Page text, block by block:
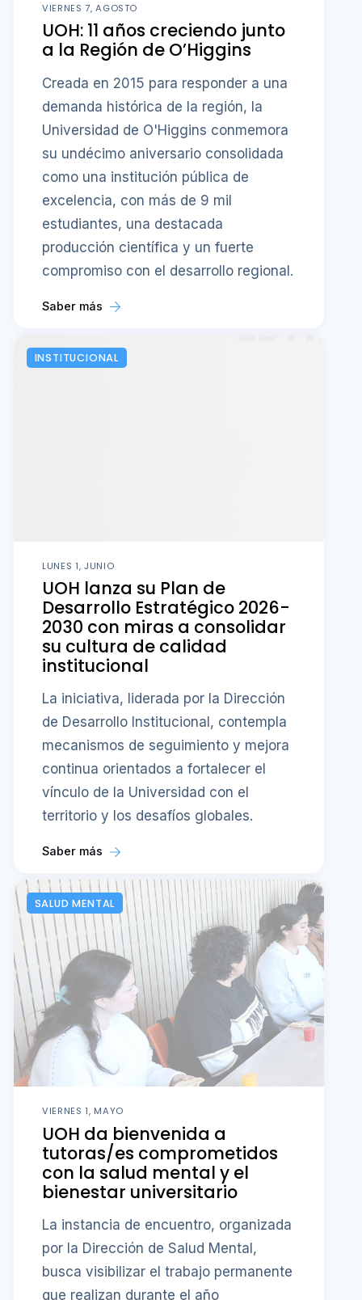
VIERNES 7, AGOSTO
UOH: 11 años creciendo junto
a la Región de O’Higgins
Creada en 2015 para responder a una
demanda histórica de la región, la
Universidad de O'Higgins conmemora
su undécimo aniversario consolidada
como una institución pública de
excelencia, con más de 9 mil
estudiantes, una destacada
producción científica y un fuerte
compromiso con el desarrollo regional.
Saber más
INSTITUCIONAL
LUNES 1, JUNIO
UOH lanza su Plan de
Desarrollo Estratégico 2026-
2030 con miras a consolidar
su cultura de calidad
institucional
La iniciativa, liderada por la Dirección
de Desarrollo Institucional, contempla
mecanismos de seguimiento y mejora
continua orientados a fortalecer el
vínculo de la Universidad con el
territorio y los desafíos globales.
Saber más
SALUD MENTAL
VIERNES 1, MAYO
UOH da bienvenida a
tutoras/es comprometidos
con la salud mental y el
bienestar universitario
La instancia de encuentro, organizada
por la Dirección de Salud Mental,
busca visibilizar el trabajo permanente
que realizan durante el año